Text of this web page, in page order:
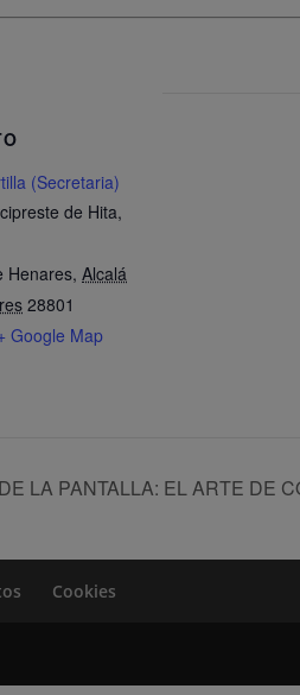
(Secretaria)
de Hita,
Henares, Alcalá
28801
Google Map
LA PANTALLA: EL ARTE DE
Cookies